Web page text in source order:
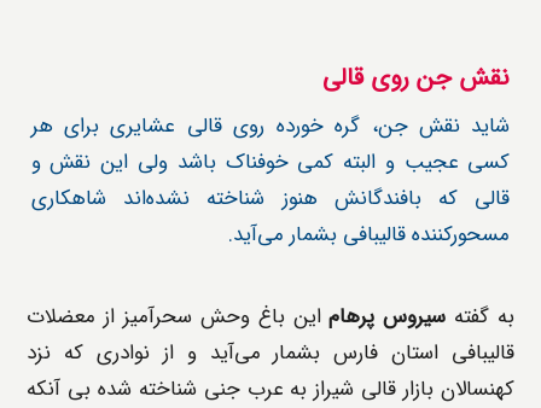
نقش جن روی قالی
شاید نقش جن، گره خورده روی قالی عشایری برای هر
کسی عجیب و البته کمی خوفناک باشد ولی این نقش و
قالی که بافندگانش هنوز شناخته نشده‌اند شاهکاری
مسحورکننده قالیبافی بشمار می‌آید.
به گفته سیروس پرهاماین باغ وحش سحرآمیز از معضلات
قالیبافی استان فارس بشمار می‌آید و از نوادری که نزد
کهنسالان بازار قالی شیراز به عرب جنی شناخته شده بی آنکه